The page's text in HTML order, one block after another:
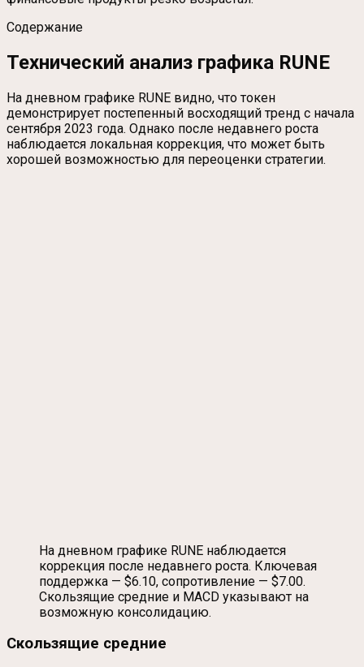
Содержание
Технический анализ графика RUNE
На дневном графике RUNE видно, что токен
демонстрирует постепенный восходящий тренд с начала
сентября 2023 года. Однако после недавнего роста
наблюдается локальная коррекция, что может быть
хорошей возможностью для переоценки стратегии.
На дневном графике RUNE наблюдается
коррекция после недавнего роста. Ключевая
поддержка — $6.10, сопротивление — $7.00.
Скользящие средние и MACD указывают на
возможную консолидацию.
Скользящие средние